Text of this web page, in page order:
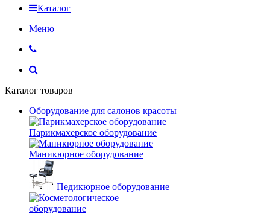
Каталог
Меню
Каталог товаров
Оборудование для салонов красоты
Парикмахерское оборудование
Маникюрное оборудование
Педикюрное оборудование